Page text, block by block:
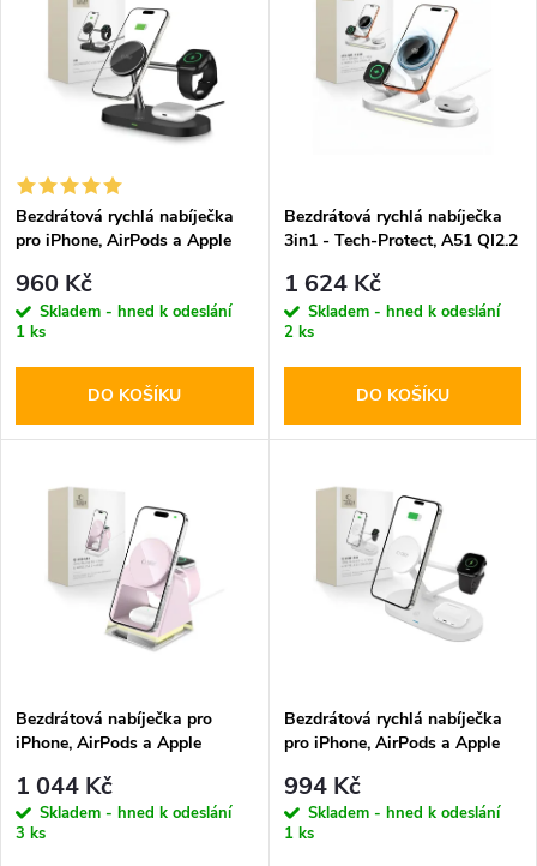
í
p
r
o
d
Abecedně
s
p
r
o
d
Bezdrátová rychlá nabíječka
pro iPhone, AirPods a Apple
MagSafe Wireless Charger
Black
960 Kč
Skladem - hned k odeslání
1 ks
DO KOŠÍKU
Bezdrátová rychlá nabíječka
3in1 - Tech-Protect, A51 QI2.2
Charger White
1 624 Kč
Skladem - hned k odeslání
2 ks
DO KOŠÍKU
Bezdrátová nabíječka pro
iPhone, AirPods a Apple
A43 MagSafe Pink
1 044 Kč
Skladem - hned k odeslání
3 ks
Bezdrátová rychlá nabíječka
pro iPhone, AirPods a Apple
A41 MagSafe Wireless
Charger White
994 Kč
Skladem - hned k odeslání
1 ks